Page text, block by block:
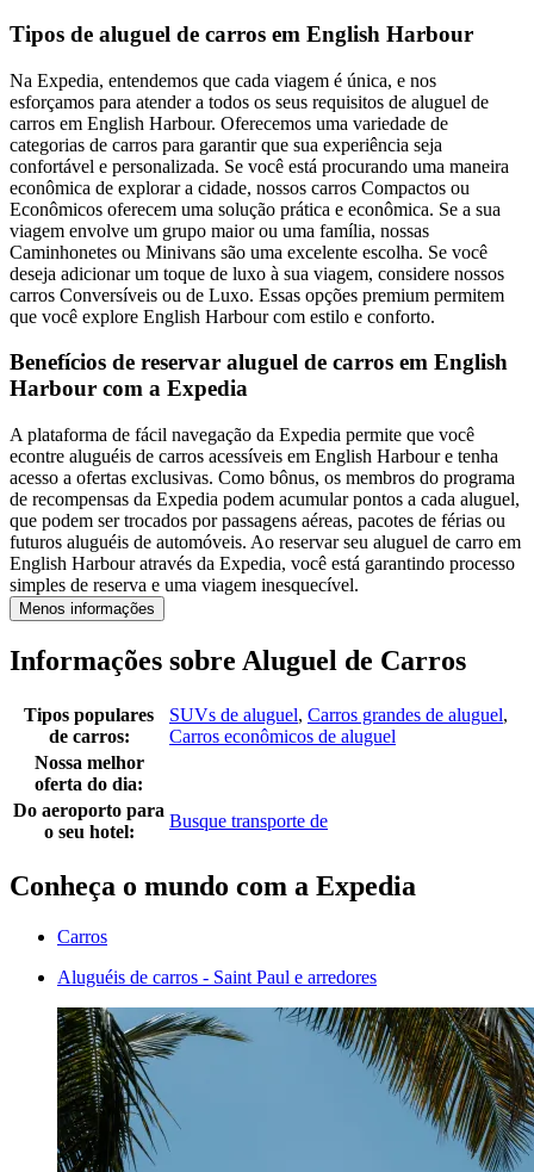
Tipos de aluguel de carros em English Harbour
Na Expedia, entendemos que cada viagem é única, e nos
esforçamos para atender a todos os seus requisitos de aluguel de
carros em English Harbour. Oferecemos uma variedade de
categorias de carros para garantir que sua experiência seja
confortável e personalizada. Se você está procurando uma maneira
econômica de explorar a cidade, nossos carros Compactos ou
Econômicos oferecem uma solução prática e econômica. Se a sua
viagem envolve um grupo maior ou uma família, nossas
Caminhonetes ou Minivans são uma excelente escolha. Se você
deseja adicionar um toque de luxo à sua viagem, considere nossos
carros Conversíveis ou de Luxo. Essas opções premium permitem
que você explore English Harbour com estilo e conforto.
Benefícios de reservar aluguel de carros em English
Harbour com a Expedia
A plataforma de fácil navegação da Expedia permite que você
econtre aluguéis de carros acessíveis em English Harbour e tenha
acesso a ofertas exclusivas. Como bônus, os membros do programa
de recompensas da Expedia podem acumular pontos a cada aluguel,
que podem ser trocados por passagens aéreas, pacotes de férias ou
futuros aluguéis de automóveis. Ao reservar seu aluguel de carro em
English Harbour através da Expedia, você está garantindo processo
simples de reserva e uma viagem inesquecível.
Menos informações
Informações sobre Aluguel de Carros
Tipos populares
de carros:
SUVs de aluguel, Carros grandes de aluguel,
Carros econômicos de aluguel
Nossa melhor
oferta do dia:
Do aeroporto para
o seu hotel:
Busque transporte de
Conheça o mundo com a Expedia
Carros
Aluguéis de carros - Saint Paul e arredores